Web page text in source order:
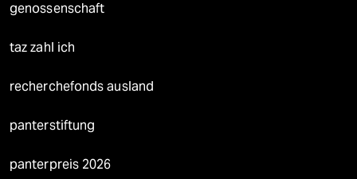
genossenschaft
taz zahl ich
recherchefonds ausland
panterstiftung
panterpreis 2026